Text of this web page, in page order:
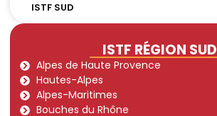
ISTF SUD
ISTF RÉGION SUD
Alpes de Haute Provence
Hautes-Alpes
Alpes-Maritimes
Bouches du Rhône